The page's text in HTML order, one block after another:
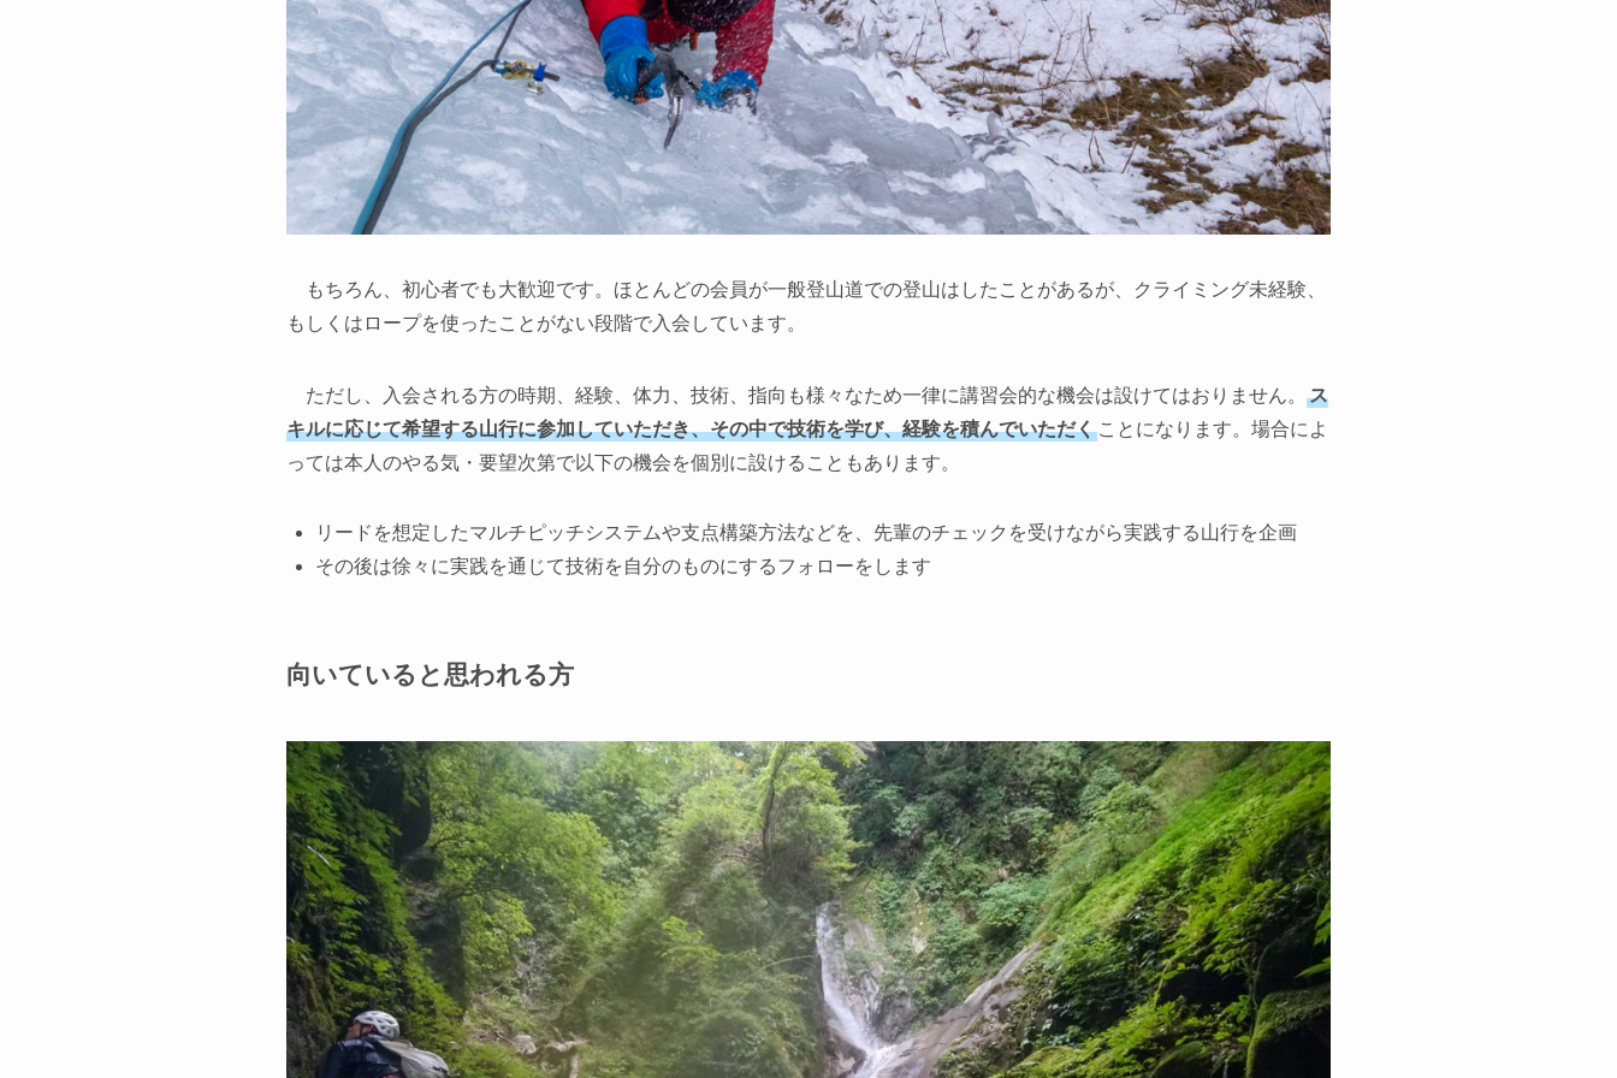
もちろん、初心者でも大歓迎です。ほとんどの会員が一般登山道での登山はしたことがあるが、クライミング未経験、
もしくはロープを使ったことがない段階で入会しています。
ただし、入会される方の時期、経験、体力、技術、指向も様々なため一律に講習会的な機会は設けてはおりません。
ス
キルに応じて希望する山行に参加していただき、その中で技術を学び、経験を積んでいただく ことになります。場合によ
っては本人のやる気・要望次第で以下の機会を個別に設けることもあります。
リードを想定したマルチピッチシステムや支点構築方法などを、先輩のチェックを受けながら実践する山行を企画
その後は徐々に実践を通じて技術を自分のものにするフォローをします
向いていると思われる方